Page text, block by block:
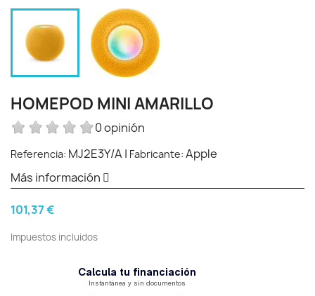
HOMEPOD MINI AMARILLO
0 opinión
Referencia: MJ2E3Y/A | Fabricante: Apple
Más información
101,37 €
Impuestos incluidos